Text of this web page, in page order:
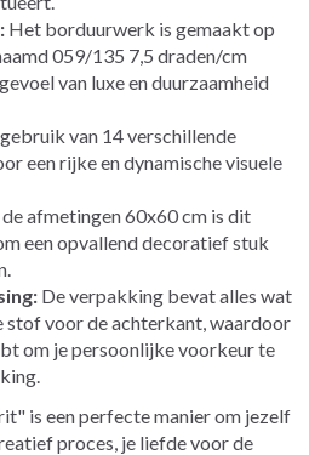
Het borduurwerk is gemaakt op
059/135 7,5 draden/cm
van luxe en duurzaamheid
van 14 verschillende
een rijke en dynamische visuele
afmetingen 60x60 cm is dit
een opvallend decoratief stuk
De verpakking bevat alles wat
stof voor de achterkant, waardoor
om je persoonlijke voorkeur te
is een perfecte manier om jezelf
proces, je liefde voor de